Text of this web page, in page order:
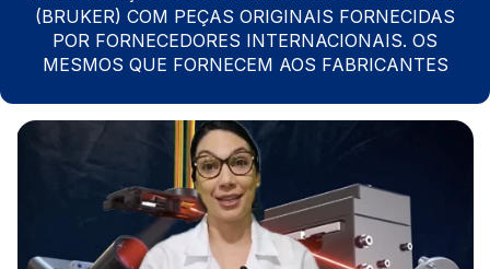
(BRUKER) COM PEÇAS ORIGINAIS FORNECIDAS
POR FORNECEDORES INTERNACIONAIS. OS
MESMOS QUE FORNECEM AOS FABRICANTES